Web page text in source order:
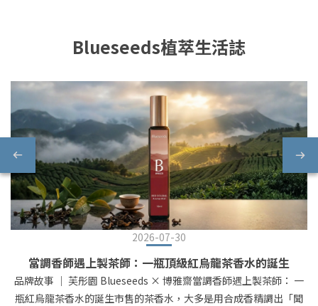
Blueseeds植萃生活誌
2026-07-30
當調香師遇上製茶師：一瓶頂級紅烏龍茶香水的誕生
品牌故事 ｜ 芙彤園 Blueseeds × 博雅齋當調香師遇上製茶師： 一
瓶紅烏龍茶香水的誕生市售的茶香水，大多是用合成香精調出「聞